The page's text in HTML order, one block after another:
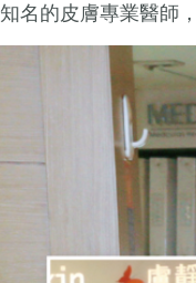
知名的皮膚專業醫師